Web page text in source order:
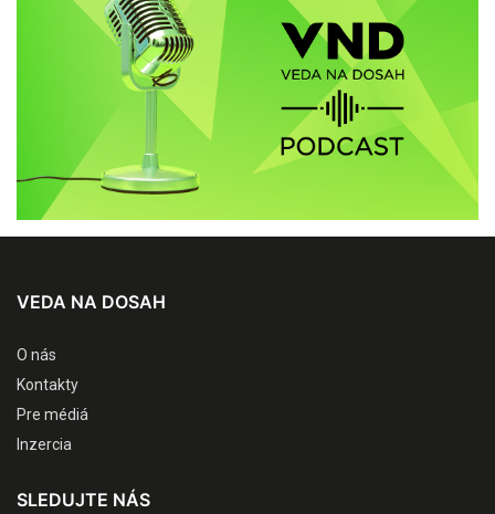
VEDA NA DOSAH
O nás
Kontakty
Pre médiá
Inzercia
SLEDUJTE NÁS